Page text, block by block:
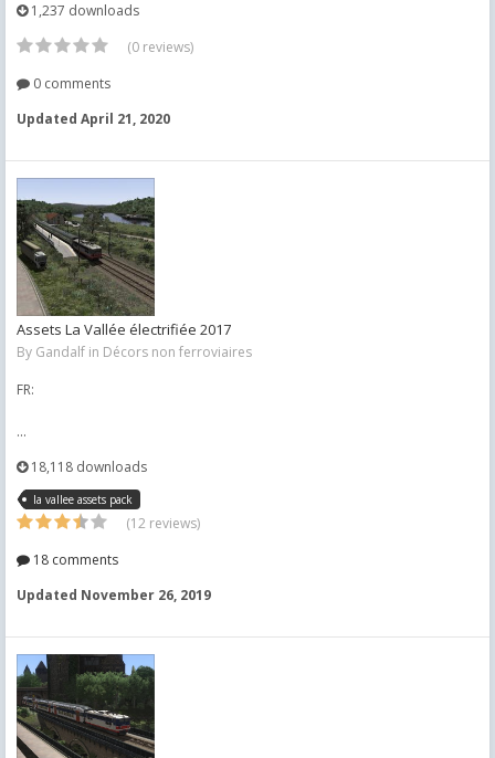
1,237 downloads
(0 reviews)
0 comments
Updated April 21, 2020
Assets La Vallée électrifiée 2017
By Gandalf in Décors non ferroviaires
FR:
...
18,118 downloads
la vallee assets pack
(12 reviews)
18 comments
Updated November 26, 2019